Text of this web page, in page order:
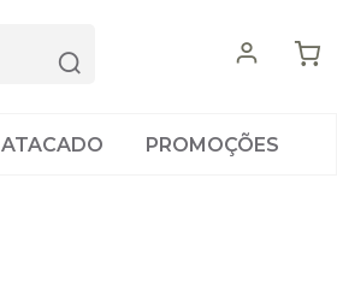
ATACADO PROMOÇÕES